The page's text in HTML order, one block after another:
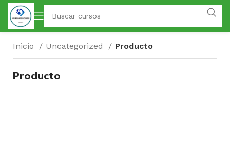
Inicio Uncategorized Producto
Producto